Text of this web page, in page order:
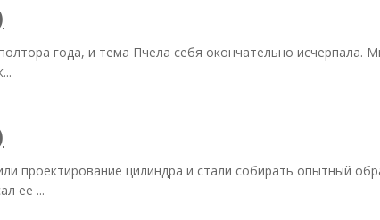
года, и тема Пчела себя окончательно
проектирование цилиндра и стали собирать опытный
ее ...